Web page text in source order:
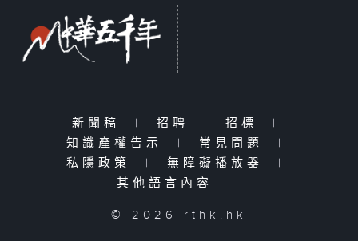
新聞稿 | 招聘 | 招標
|
知識產權告示
| 常見問題
|
私隱政策
| 無障礙播放器
|
其他語言內容
|
© 2026 rthk.hk